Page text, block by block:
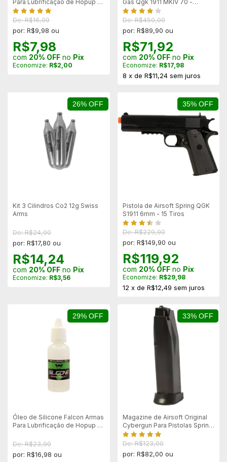
Para Lubrificação de Hopup -
10ml
De: R$16,00
por: R$9,98 ou
R$7,98
com 20% OFF no Pix
Economize: R$2,00
Gas Qgk 1911 MKIV 70 -
Mostruário
De: R$450,00
por: R$89,90 ou
R$71,92
com 20% OFFno Pix
Economize: R$17,98
8 x de R$11,24 sem juros
26% OFF
Kit 3 Cilindros Co2 12g Swiss
Arms
De: R$24,00
por: R$17,80 ou
R$14,24
com 20% OFF no Pix
Economize: R$3,56
35% OFF
Pistola de Airsoft Spring QGK
S1911 6mm - 15 Tiros
De: R$229,90
por: R$149,90 ou
R$119,92
com 20% OFFno Pix
Economize: R$29,98
12 x de R$12,49 sem juros
29% OFF
Óleo de Silicone Falcon Armas
Para Lubrificação de Hopup -
De: R$23,90
por: R$16,98 ou
33% OFF
Magazine de Airsoft Original
Cybergun Para Pistolas Spring
Taurus 24/7
De: R$123,00
por: R$82,00 ou